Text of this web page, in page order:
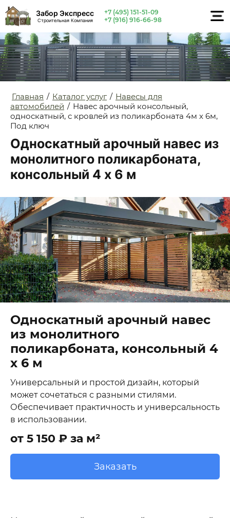
Забор Экспресс
Строительная Компания
+7 (495) 151-51-09
+7 (916) 916-66-98
Главная / Каталог услуг / Навесы для
автомобилей / Навес арочный консольный,
односкатный, с кровлей из поликарбоната 4м х 6м,
Под ключ
Односкатный арочный навес из
монолитного поликарбоната,
консольный 4 х 6 м
Односкатный арочный навес
из монолитного
поликарбоната, консольный 4
х 6 м
Универсальный и простой дизайн, который
может сочетаться с разными стилями.
Обеспечивает практичность и универсальность
в использовании.
от 5 150 ₽ за м²
Заказать